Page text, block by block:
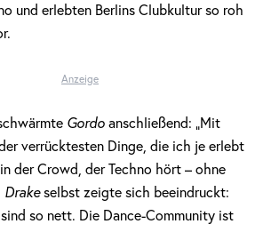
und erlebten Berlins Clubkultur so roh
Anzeige
Gordo anschließend: „Mit
verrücktesten Dinge, die ich je erlebt
der Crowd, der Techno hört – ohne
Drakeselbst zeigte sich beeindruckt:
sind so nett. Die Dance-Community ist